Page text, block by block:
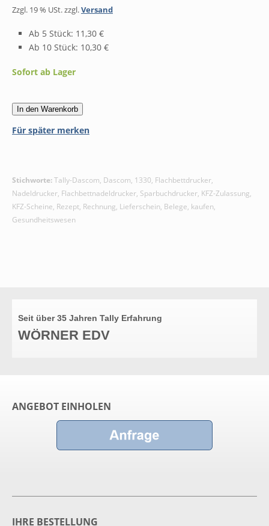
Zzgl. 19 % USt. zzgl.Versand
Ab 5 Stück: 11,30 €
Ab 10 Stück: 10,30 €
Sofort ab Lager
In den Warenkorb
Für später merken
Stichworte:Tally-Dascom, Dascom, 1330, Flachbettdrucker,
Nadeldrucker, Flachbettnadeldrucker, Sparbuchdrucker, KFZ-Zulassung,
KFZ-Scheine, Rezept, Rechnung, Lieferschein, Belege, kaufen,
Gesundheitswesen
Seit über 35 Jahren Tally Erfahrung
WÖRNER EDV
ANGEBOT EINHOLEN
IHRE BESTELLUNG